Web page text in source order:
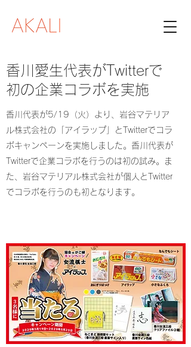
香川愛生代表がTwitterで
初の企業コラボを実施​
香川代表が5/19（火）より、岩谷マテリア
ル株式会社の「アイラップ」とTwitterでコラ
ボキャンペーンを実施しました。香川代表が
Twitterで企業コラボを行うのは初の試み。ま
た、岩谷マテリアル株式会社が個人とTwitter
でコラボを行うのも初となります。